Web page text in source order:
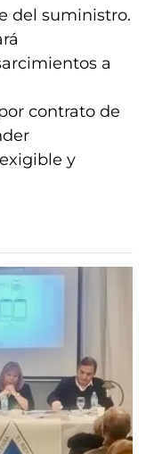
del suministro.
a
contrato de
y